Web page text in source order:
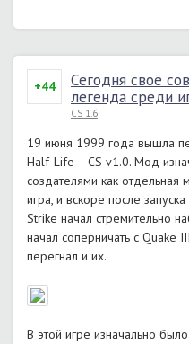
+44
Сегодня своё
легенда среди
CS 1.6
19 июня 1999 года вышла
Half-Life— CS v1.0. Мод
создателями как отдельная
игра, и вскоре после
Strike начал стремительно
начал соперничать с Quake
перегнал и их.
В этой игре изначально